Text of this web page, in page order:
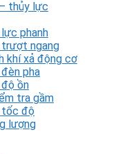
thủy lực
phanh
ngang
khí xả động cơ
pha
ồn
tra gầm
tốc độ
lượng